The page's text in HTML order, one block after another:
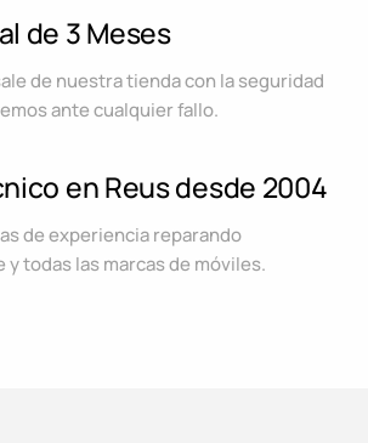
de 3 Meses
de nuestra tienda con la seguridad
ante cualquier fallo.
en Reus desde 2004
de experiencia reparando
todas las marcas de móviles.